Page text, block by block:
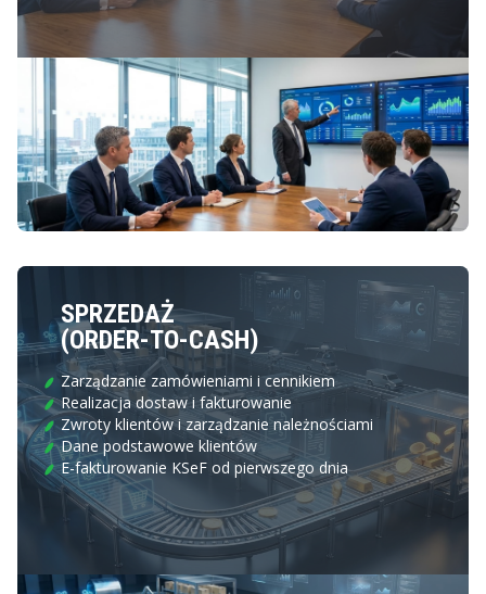
SPRZEDAŻ
(ORDER-TO-CASH)
Zarządzanie zamówieniami i cennikiem
Realizacja dostaw i fakturowanie
Zwroty klientów i zarządzanie należnościami
Dane podstawowe klientów
E-fakturowanie KSeF od pierwszego dnia